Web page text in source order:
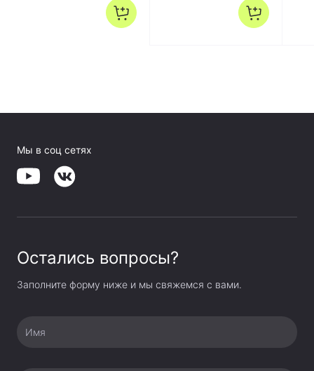
Мы в соц сетях
Остались вопросы?
Заполните форму ниже и мы свяжемся с вами.
Имя